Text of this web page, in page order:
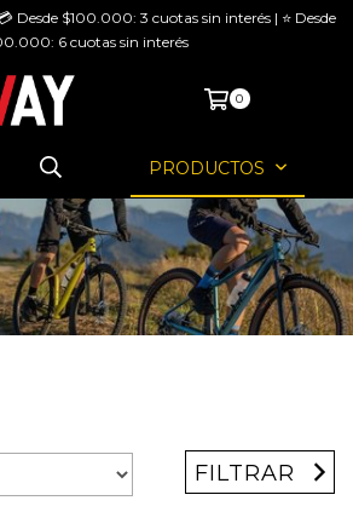
Desde $100.000: 3 cuotas sin interés | ⭐ Desde
6 cuotas sin interés
0
PRODUCTOS
FILTRAR